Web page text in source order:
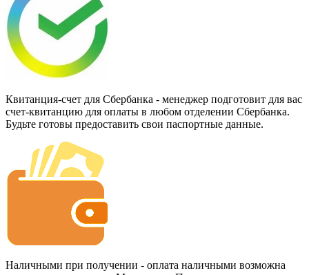
Квитанция-счет для Сбербанка - менеджер подготовит для вас
счет-квитанцию для оплаты в любом отделении Сбербанка.
Будьте готовы предоставить свои паспортные данные.
Наличными при получении - оплата наличными возможна